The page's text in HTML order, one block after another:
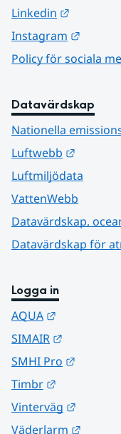
Linkedin
Instagram
Policy för sociala
Datavärdskap
Nationella
Luftwebb
Luftmiljödata
VattenWebb
Datavärdskap,
Datavärdskap för
Logga in
AQUA
SIMAIR
SMHI Pro
Timbr
Vinterväg
Väderlarm